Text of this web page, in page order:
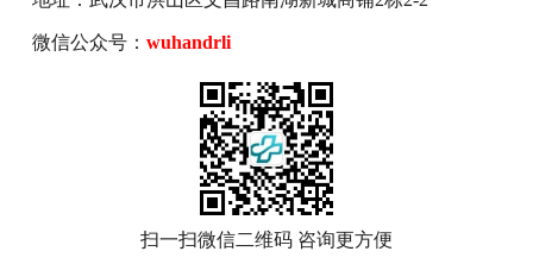
微信公众号： wuhandrli
扫一扫微信二维码 咨询更方便